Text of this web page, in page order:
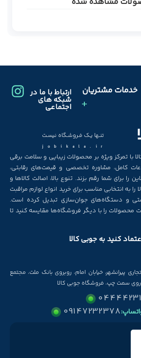
خدمات مشتریان ارتباط با ما در
شبکه های
اجتماعی
تنـها یـک فـروشـگاه نیسـت
jobikala.ir
با تمرکز ویژه بر محصولات زیبایی و سلامت برقی
کامل، مشاوره تخصصی و قیمت‌های رقابتی،
را برای شما رقم بزند. تنوع بالا، اصالت کالاها و
را به انتخابی مناسب برای خرید انواع لوازم مراقبت
و دستگاه‌های جوان‌سازی تبدیل کرده است.
را با دیگر فروشگاه‌ها مقایسه کنید تا
کنید به جوبی کالا
پیرانشهر، خیابان امام، روبروی بانک ملت، مجتمع
سمت چپ، فروشگاه جوبی کالا
09147232378